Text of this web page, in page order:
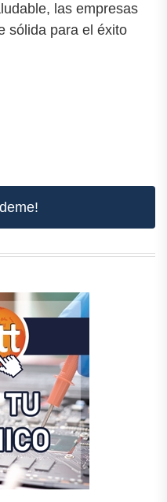
las empresas
sólida para el éxito